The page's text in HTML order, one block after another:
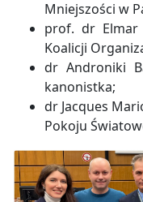
Mniejszości w
prof. dr Elmar
Koalicji
dr Androniki
kanonistka;
dr Jacques
Pokoju